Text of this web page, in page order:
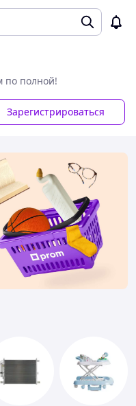
по полной!
Зарегистрироваться